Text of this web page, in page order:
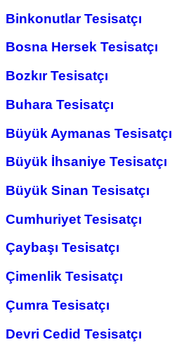
Binkonutlar Tesisatçı
Bosna Hersek Tesisatçı
Bozkır Tesisatçı
Buhara Tesisatçı
Büyük Aymanas Tesisatçı
Büyük İhsaniye Tesisatçı
Büyük Sinan Tesisatçı
Cumhuriyet Tesisatçı
Çaybaşı Tesisatçı
Çimenlik Tesisatçı
Çumra Tesisatçı
Devri Cedid Tesisatçı